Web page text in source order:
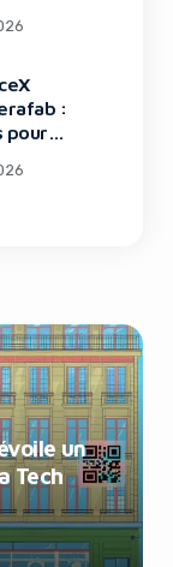
:
pour
un
Tech